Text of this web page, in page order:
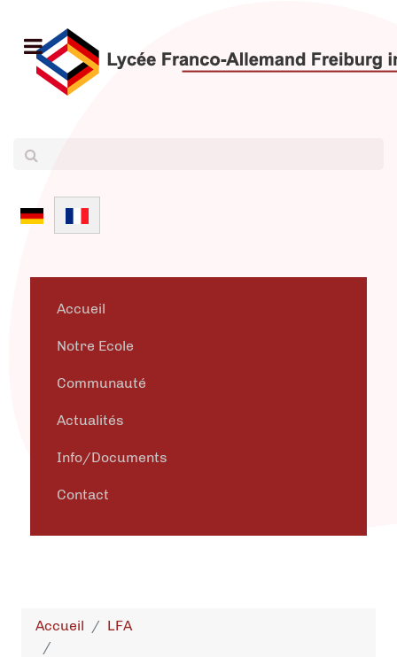
Sélectionnez votre langue
Accueil
Notre Ecole
Communauté
Actualités
Info/Documents
Contact
Accueil LFA